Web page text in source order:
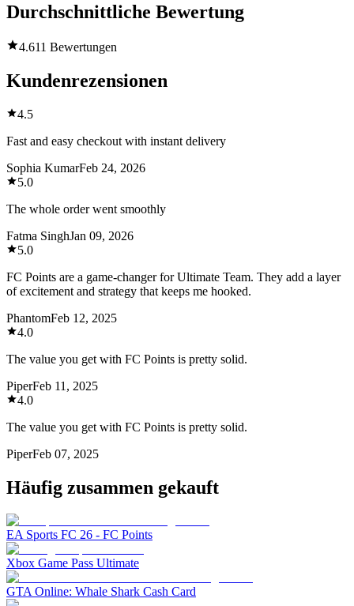
Durchschnittliche Bewertung
4.611 Bewertungen
Kundenrezensionen
4.5
Fast and easy checkout with instant delivery
Sophia KumarFeb 24, 2026
5.0
The whole order went smoothly
Fatma SinghJan 09, 2026
5.0
FC Points are a game-changer for Ultimate Team. They add a layer
of excitement and strategy that keeps me hooked.
PhantomFeb 12, 2025
4.0
The value you get with FC Points is pretty solid.
PiperFeb 11, 2025
4.0
The value you get with FC Points is pretty solid.
PiperFeb 07, 2025
Häufig zusammen gekauft
EA Sports FC 26 - FC Points
Xbox Game Pass Ultimate
GTA Online: Whale Shark Cash Card